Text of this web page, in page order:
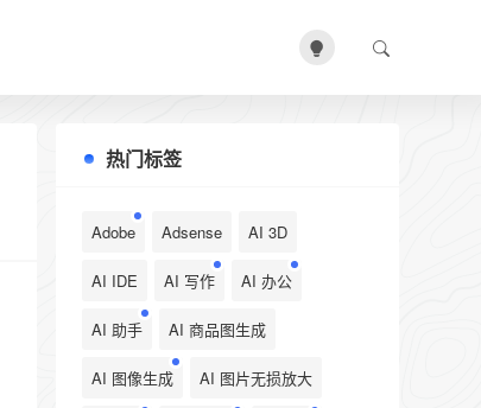
热门标签
Adobe Adsense AI 3D
AI IDE AI 写作 AI 办公
AI 助手 AI 商品图生成
AI 图像生成 AI 图片无损放大